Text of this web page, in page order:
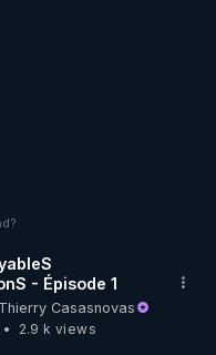
- Épisode 1
Casasnovas
2.9 k views